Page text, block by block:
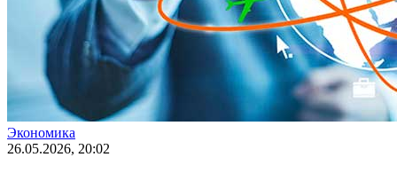
Экономика
26.05.2026, 20:02